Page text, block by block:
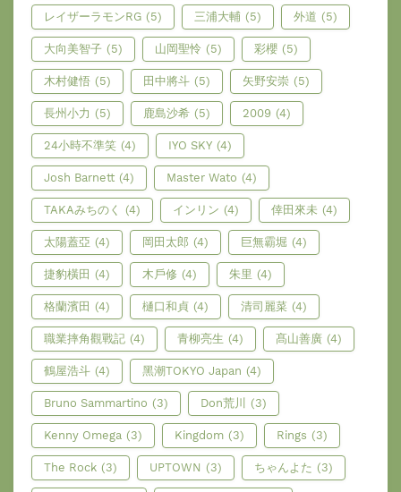
レイザーラモンRG (5) 三浦大輔 (5) 外道 (5)
大向美智子 (5) 山岡聖怜 (5) 彩櫻 (5)
木村健悟 (5) 田中將斗 (5) 矢野安崇 (5)
長州小力 (5) 鹿島沙希 (5) 2009 (4)
24小時不準笑 (4) IYO SKY (4)
Josh Barnett (4) Master Wato (4)
TAKAみちのく (4) インリン (4) 倖田來未 (4)
太陽蓋亞 (4) 岡田太郎 (4) 巨無霸堀 (4)
捷豹橫田 (4) 木戶修 (4) 朱里 (4)
格蘭濱田 (4) 樋口和貞 (4) 清司麗菜 (4)
職業摔角觀戰記 (4) 青柳亮生 (4) 髙山善廣 (4)
鶴屋浩斗 (4) 黑潮TOKYO Japan (4)
Bruno Sammartino (3) Don荒川 (3)
Kenny Omega (3) Kingdom (3) Rings (3)
The Rock (3) UPTOWN (3) ちゃんよた (3)